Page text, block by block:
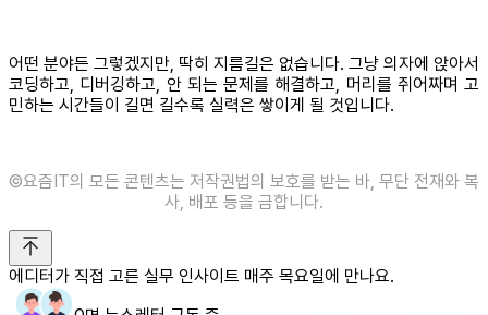
어떤 분야든 그렇겠지만, 딱히 지름길은 없습니다. 그냥 의자에 앉아서
코딩하고, 디버깅하고, 안 되는 문제를 해결하고, 머리를 쥐어짜며 고
민하는 시간들이 길면 길수록 실력은 쌓이게 될 것입니다.
©️요즘IT의 모든 콘텐츠는 저작권법의 보호를 받는 바, 무단 전재와 복
사, 배포 등을 금합니다.
에디터가 직접 고른 실무 인사이트 매주 목요일에 만나요.